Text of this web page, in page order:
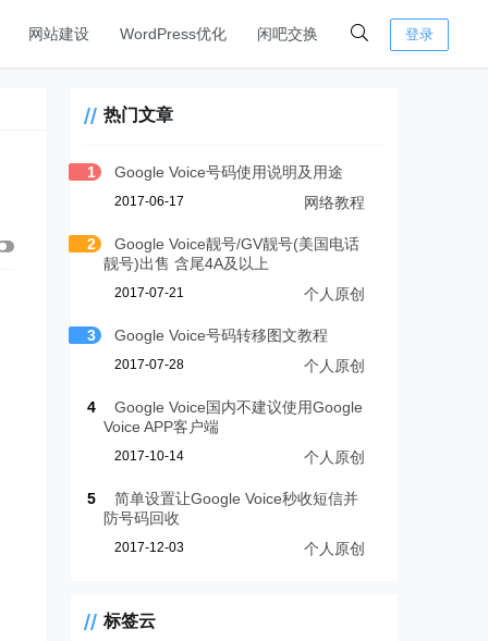
网站建设 WordPress优化 闲吧交换 登录
热门文章
1 Google Voice号码使用说明及用途
2017-06-17 网络教程
2
Google Voice靓号/GV靓号(美国电话
靓号)出售 含尾4A及以上
2017-07-21 个人原创
3 Google Voice号码转移图文教程
2017-07-28 个人原创
4
Google Voice国内不建议使用Google
Voice APP客户端
2017-10-14 个人原创
5
简单设置让Google Voice秒收短信并
防号码回收
2017-12-03 个人原创
标签云